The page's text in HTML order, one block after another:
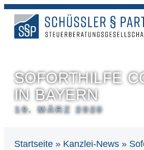
SOFORTHILFE
IN BAYERN
19. MÄRZ 2020
Startseite » Kanzlei-News »